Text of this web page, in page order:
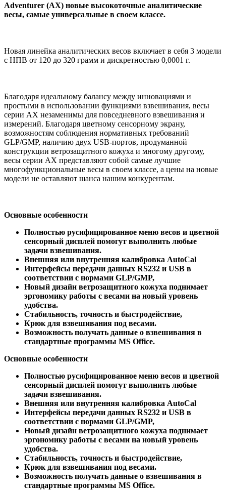
Adventurer (AX) новые высокоточные аналитические
весы, самые универсальные в своем классе.
Новая линейка аналитических весов включает в себя 3 модели
с НПВ от 120 до 320 грамм и дискретностью 0,0001 г.
Благодаря идеальному балансу между инновациями и
простыми в использовании функциями взвешивания, весы
серии АХ незаменимы для повседневного взвешивания и
измерений. Благодаря цветному сенсорному экрану,
возможностям соблюдения нормативных требований
GLP/GMP, наличию двух USB-портов, продуманной
конструкции ветрозащитного кожуха и многому другому,
весы серии АХ представляют собой самые лучшие
многофункциональные весы в своем классе, а цены на новые
модели не оставляют шанса нашим конкурентам.
Основные особенности
Полностью русифицированное меню весов и цветной
сенсорный дисплей помогут выполнить любые
задачи взвешивания.
Внешняя или внутренняя калибровка AutoCal
Интерфейсы передачи данных RS232 и USB в
соответствии с нормами GLP/GMP,
Новый дизайн ветрозащитного кожуха поднимает
эргономику работы с весами на новый уровень
удобства.
Стабильность, точность и быстродействие,
Крюк для взвешивания под весами.
Возможность получать данные о взвешивания в
стандартные программы MS Office.
Основные особенности
Полностью русифицированное меню весов и цветной
сенсорный дисплей помогут выполнить любые
задачи взвешивания.
Внешняя или внутренняя калибровка AutoCal
Интерфейсы передачи данных RS232 и USB в
соответствии с нормами GLP/GMP,
Новый дизайн ветрозащитного кожуха поднимает
эргономику работы с весами на новый уровень
удобства.
Стабильность, точность и быстродействие,
Крюк для взвешивания под весами.
Возможность получать данные о взвешивания в
стандартные программы MS Office.